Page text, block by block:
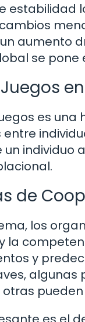
estabilidad
aumento
se pone
es
un individuo
de
los
la
y